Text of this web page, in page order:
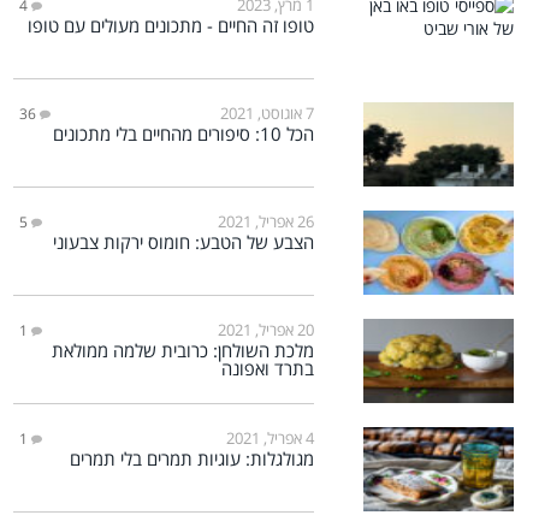
1 מרץ, 2023 4
טופו זה החיים - מתכונים מעולים עם טופו
7 אוגוסט, 2021 36
הכל 10: סיפורים מהחיים בלי מתכונים
26 אפריל, 2021 5
הצבע של הטבע: חומוס ירקות צבעוני
20 אפריל, 2021 1
מלכת השולחן: כרובית שלמה ממולאת
בתרד ואפונה
4 אפריל, 2021 1
מגולגלות: עוגיות תמרים בלי תמרים